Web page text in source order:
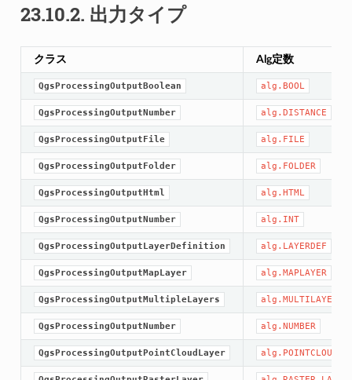
23.10.2. 出力タイプ
クラス Alg定数
QgsProcessingOutputBoolean alg.BOOL
QgsProcessingOutputNumber alg.DISTANCE
QgsProcessingOutputFile alg.FILE
QgsProcessingOutputFolder alg.FOLDER
QgsProcessingOutputHtml alg.HTML
QgsProcessingOutputNumber alg.INT
QgsProcessingOutputLayerDefinition alg.LAYERDEF
QgsProcessingOutputMapLayer alg.MAPLAYER
QgsProcessingOutputMultipleLayers alg.MULTILAYER
QgsProcessingOutputNumber alg.NUMBER
QgsProcessingOutputPointCloudLayer